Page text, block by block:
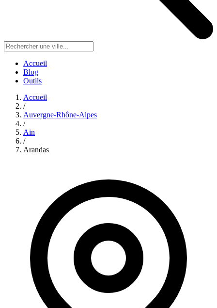
Accueil
Blog
Outils
Accueil
/
Auvergne-Rhône-Alpes
/
Ain
/
Arandas